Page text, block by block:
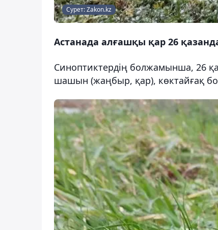
Сурет: Zakon.kz
Астанада алғашқы қар 26
Синоптиктердің болжамынша, 26
шашын (жаңбыр, қар), көктайғақ